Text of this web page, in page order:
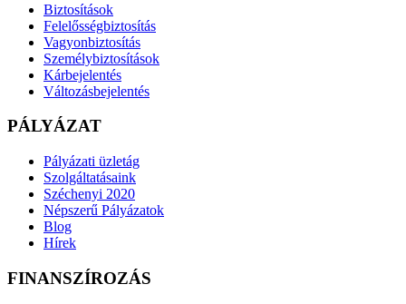
Biztosítások
Felelősségbiztosítás
Vagyonbiztosítás
Személybiztosítások
Kárbejelentés
Változásbejelentés
PÁLYÁZAT
Pályázati üzletág
Szolgáltatásaink
Széchenyi 2020
Népszerű Pályázatok
Blog
Hírek
FINANSZÍROZÁS